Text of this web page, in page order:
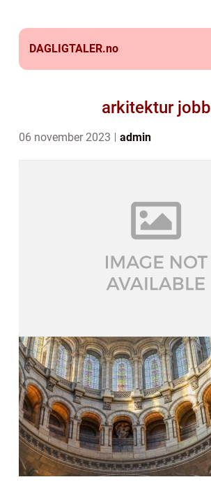
DAGLIGTALER.no
arkitektur jobb
06 november 2023 admin